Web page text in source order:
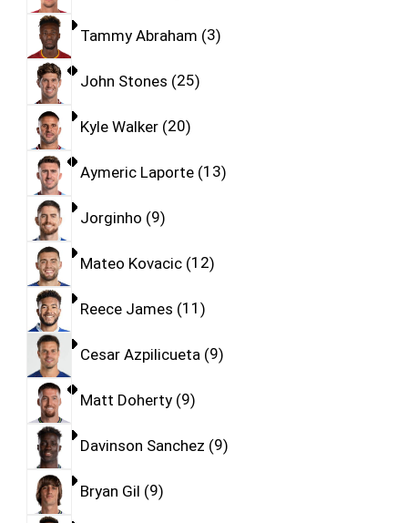
Tammy Abraham 3
John Stones 25
Kyle Walker 20
Aymeric Laporte 13
Jorginho 9
Mateo Kovacic 12
Reece James 11
Cesar Azpilicueta 9
Matt Doherty 9
Davinson Sanchez 9
Bryan Gil 9